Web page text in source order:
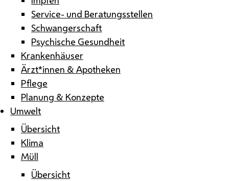
Service- und Beratungsstellen
Schwangerschaft
Psychische Gesundheit
Krankenhäuser
Ärzt*innen & Apotheken
Pflege
Planung & Konzepte
Umwelt
Übersicht
Klima
Müll
Übersicht